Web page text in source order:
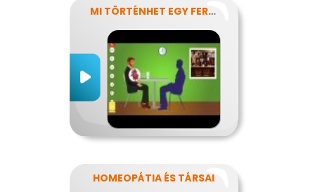
MI TÖRTÉNHET EGY FERDE ÉJSZAKÁN?
HOMEOPÁTIA ÉS TÁRSAI